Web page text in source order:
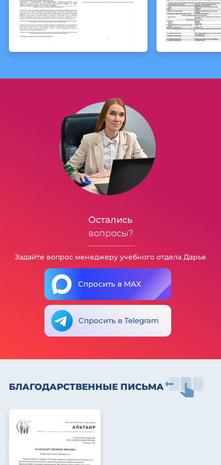
Остались
вопросы?
Задайте вопрос менеджеру учебного отдела Дарье
Спросить в MAX
Спросить в Telegram
БЛАГОДАРСТВЕННЫЕ ПИСЬМА